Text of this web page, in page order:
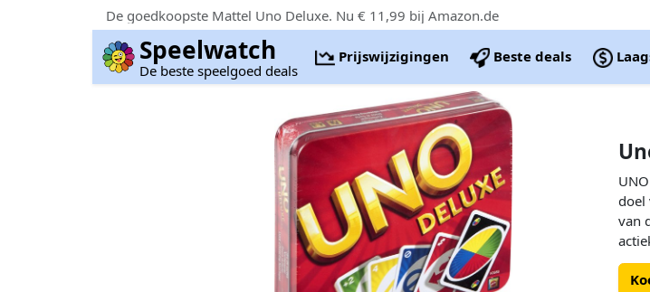
De goedkoopste Mattel Uno Deluxe. Nu € 11,99 bij Amazon.de
Speelwatch
De beste speelgoed deals
Prijswijzigingen Beste deals
doel
van